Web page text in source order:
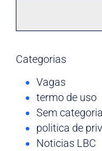
Categorias
Vagas
termo de uso
Sem categoria
politica de
Noticias LBC